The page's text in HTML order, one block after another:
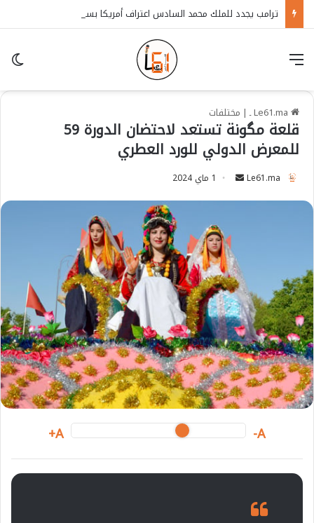
| مختلفات
قلعة مگونة تستعد لاحتضان الدورة 59
للمعرض الدولي للورد العطري
Le61.ma
a
n
e
m
a
i
l
1 ماي 2024
A-
A+